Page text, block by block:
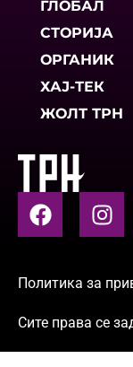
ГЛОБАЛ
СТОРИЈА
ОРГАНИК
ХАЈ-ТЕК
ЖОЛТ ТРН
Политика за
Сите права се